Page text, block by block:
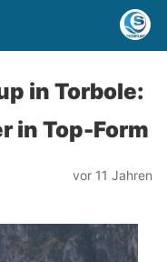
in Torbole:
in Top-Form
vor 11 Jahren